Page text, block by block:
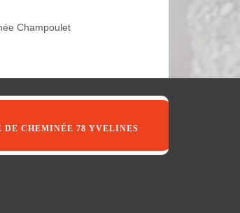
Champoulet
DE CHEMINÉE 78 YVELINES